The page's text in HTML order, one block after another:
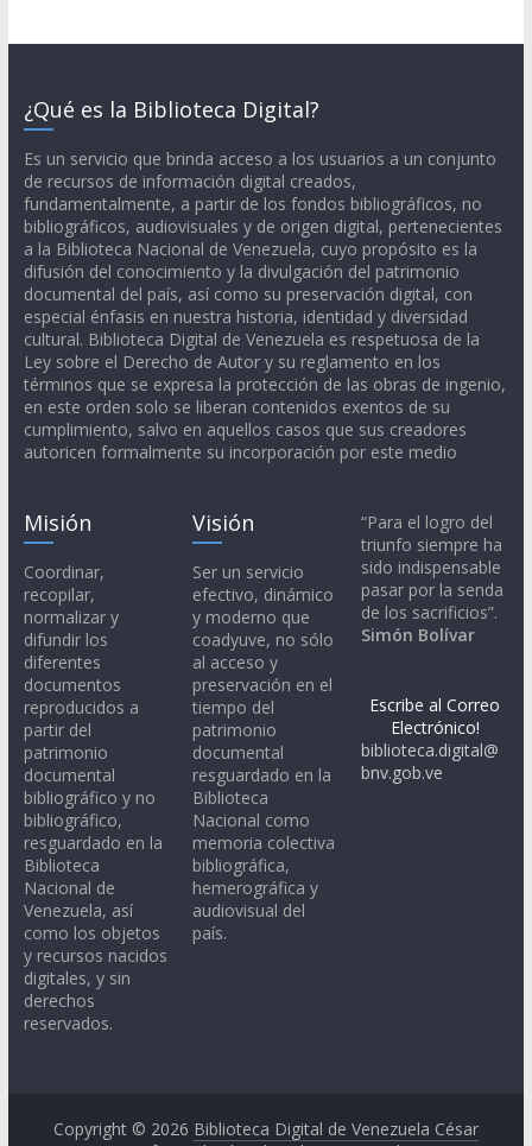
¿Qué es la Biblioteca Digital?
Es un servicio que brinda acceso a los usuarios a un conjunto
de recursos de información digital creados,
fundamentalmente, a partir de los fondos bibliográficos, no
bibliográficos, audiovisuales y de origen digital, pertenecientes
a la Biblioteca Nacional de Venezuela, cuyo propósito es la
difusión del conocimiento y la divulgación del patrimonio
documental del país, así como su preservación digital, con
especial énfasis en nuestra historia, identidad y diversidad
cultural. Biblioteca Digital de Venezuela es respetuosa de la
Ley sobre el Derecho de Autor y su reglamento en los
términos que se expresa la protección de las obras de ingenio,
en este orden solo se liberan contenidos exentos de su
cumplimiento, salvo en aquellos casos que sus creadores
autoricen formalmente su incorporación por este medio
Misión
Coordinar,
recopilar,
normalizar y
difundir los
diferentes
documentos
reproducidos a
partir del
patrimonio
documental
bibliográfico y no
bibliográfico,
resguardado en la
Biblioteca
Nacional de
Venezuela, así
como los objetos
y recursos nacidos
digitales, y sin
derechos
reservados.
Visión
Ser un servicio
efectivo, dinámico
y moderno que
coadyuve, no sólo
al acceso y
preservación en el
tiempo del
patrimonio
documental
resguardado en la
Biblioteca
Nacional como
memoria colectiva
bibliográfica,
hemerográfica y
audiovisual del
país.
“Para el logro del
triunfo siempre ha
sido indispensable
pasar por la senda
de los sacrificios”.
Simón Bolívar
Escribe al Correo
Electrónico!
biblioteca.digital@
bnv.gob.ve
Copyright © 2026 Biblioteca Digital de Venezuela César